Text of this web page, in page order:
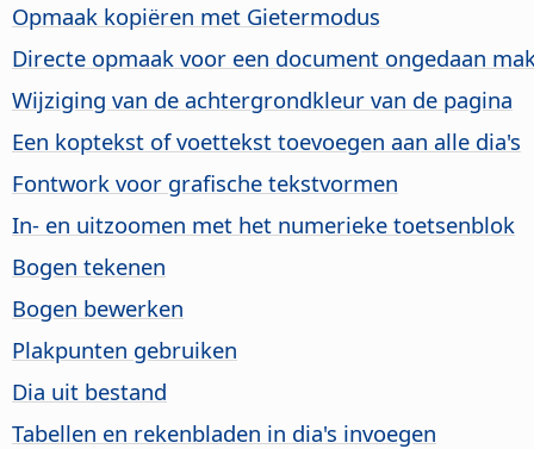
Opmaak kopiëren met Gietermodus
Directe opmaak voor een document ongedaan
Wijziging van de achtergrondkleur van de pagina
Een koptekst of voettekst toevoegen aan alle dia's
Fontwork voor grafische tekstvormen
In- en uitzoomen met het numerieke toetsenblok
Bogen tekenen
Bogen bewerken
Plakpunten gebruiken
Dia uit bestand
Tabellen en rekenbladen in dia's invoegen